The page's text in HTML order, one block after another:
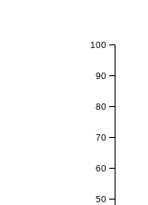
50
60
70
80
90
100